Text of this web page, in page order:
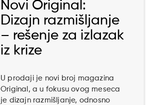
Novi Original:
Dizajn razmišljanje
– rešenje za izlazak
iz krize
U prodaji je novi broj magazina
Original, a u fokusu ovog meseca
je dizajn razmišljanje, odnosno